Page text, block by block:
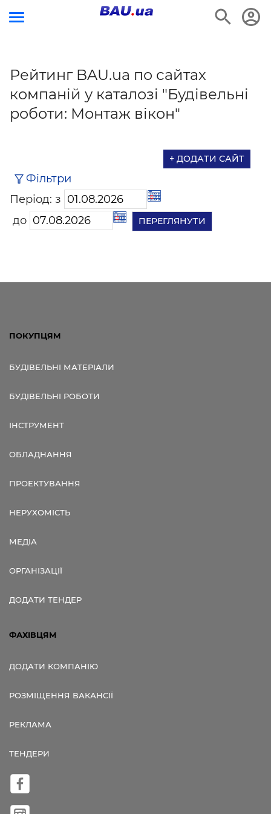
Рейтинг BAU.ua по сайтах
компаній у каталозі "Будівельні
роботи: Монтаж вікон"
+ ДОДАТИ САЙТ
Фільтри
Період: з
до
ПОКУПЦЯМ
БУДІВЕЛЬНІ МАТЕРІАЛИ
БУДІВЕЛЬНІ РОБОТИ
ІНСТРУМЕНТ
ОБЛАДНАННЯ
ПРОЕКТУВАННЯ
НЕРУХОМІСТЬ
МЕДІА
ОРГАНІЗАЦІЇ
ДОДАТИ ТЕНДЕР
ФАХІВЦЯМ
ДОДАТИ КОМПАНІЮ
РОЗМІЩЕННЯ ВАКАНСІЇ
РЕКЛАМА
ТЕНДЕРИ